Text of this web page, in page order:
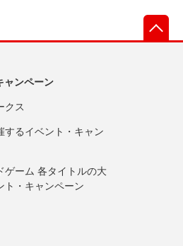
ャンペーン
クス
するイベント・キャン
ゲーム 各タイトルの大
ト・キャンペーン